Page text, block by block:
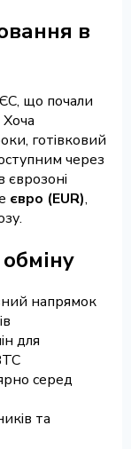
в
що почали
готівковий
через
єврозоні
євро (EUR),
напрямок
для
серед
та